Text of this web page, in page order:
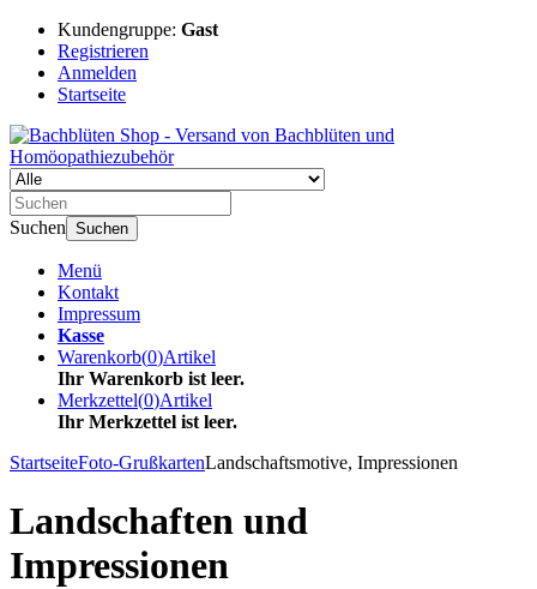
Kundengruppe: Gast
Registrieren
Anmelden
Startseite
Suchen Suchen
Menü
Kontakt
Impressum
Kasse
Warenkorb(0)Artikel
Ihr Warenkorb ist leer.
Merkzettel(0)Artikel
Ihr Merkzettel ist leer.
StartseiteFoto-GrußkartenLandschaftsmotive, Impressionen
Landschaften und
Impressionen